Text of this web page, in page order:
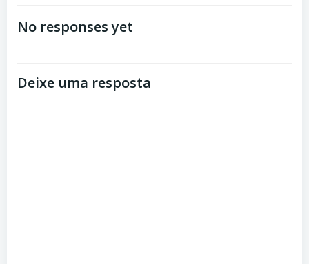
de
No responses yet
Deixe uma resposta